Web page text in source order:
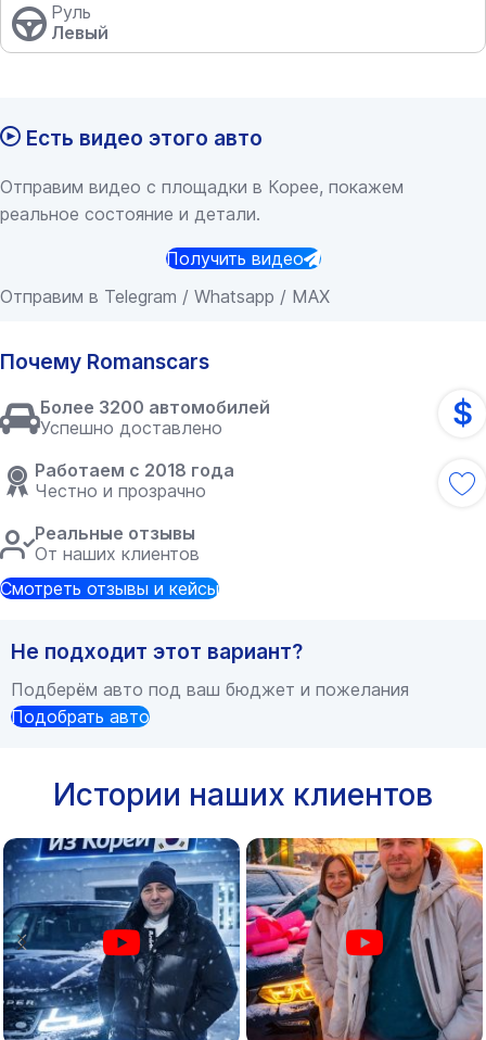
Руль
Левый
Есть видео этого авто
Отправим видео с площадки в Корее, покажем
реальное состояние и детали.
Получить видео
Отправим в Telegram / Whatsapp / MAX
Почему Romanscars
Более 3200 автомобилей
Успешно доставлено
Работаем с 2018 года
Честно и прозрачно
Реальные отзывы
От наших клиентов
Смотреть отзывы и кейсы
Не подходит этот вариант?
Подберём авто под ваш бюджет и пожелания
Подобрать авто
Истории наших клиентов
$